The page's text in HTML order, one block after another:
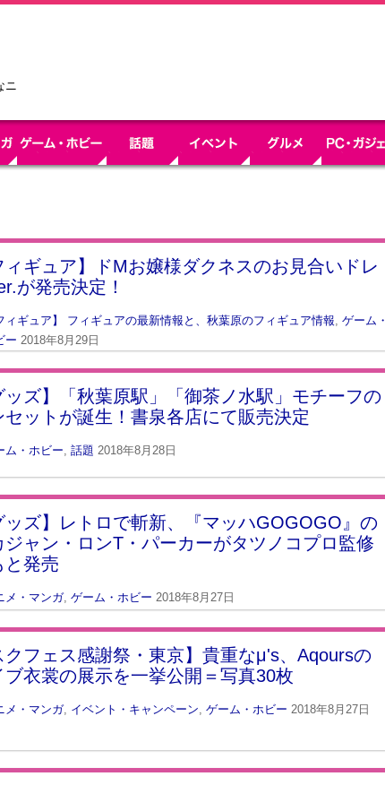
ニ
ィギュア】ドMお嬢様ダクネスのお見合いドレ
が発売決定！
ィギュア】 フィギュアの最新情報と、秋葉原のフィギュア情報 ゲーム・
ー 2018年8月29日
ッズ】「秋葉原駅」「御茶ノ水駅」モチーフの
セットが誕生！書泉各店にて販売決定
ム・ホビー 話題 2018年8月28日
ッズ】レトロで斬新、『マッハGOGOGO』の
ジャン・ロンT・パーカーがタツノコプロ監修
と発売
メ・マンガ, ゲーム・ホビー 2018年8月27日
クフェス感謝祭・東京】貴重なμ's、Aqoursの
ブ衣裳の展示を一挙公開＝写真30枚
メ・マンガ, イベント・キャンペーン, ゲーム・ホビー 2018年8月27日